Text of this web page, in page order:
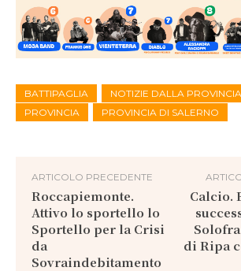
BATTIPAGLIA
NOTIZIE DALLA
PROVINCIA
PROVINCIA DI SALERNO
ARTICOLO PRECEDENTE
Roccapiemonte.
Attivo lo sportello lo
Sportello per la Crisi
da
Sovraindebitamento
Calcio.
di Ripa